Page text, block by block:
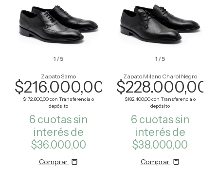
1 /5
Zapato Samo
$216.000,00
$172.800,00con Transferencia o
depósito
6 cuotas sin
interés de
$36.000,00
Comprar
1 /5
Zapato Milano Charol Negro
$228.000,00
$182.400,00con Transferencia o
depósito
6 cuotas sin
interés de
$38.000,00
Comprar